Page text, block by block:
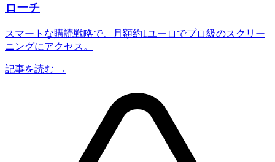
ローチ
スマートな購読戦略で、月額約1ユーロでプロ級のスクリー
ニングにアクセス。
記事を読む →